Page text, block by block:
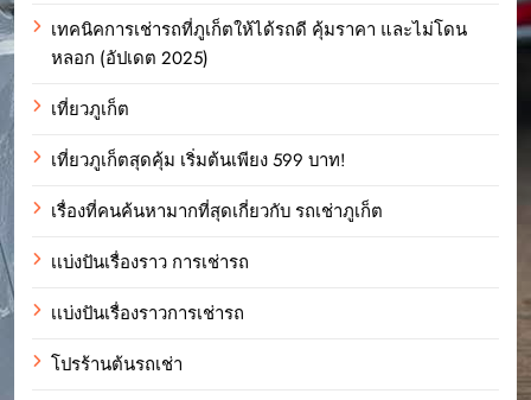
เทคนิคการเช่ารถที่ภูเก็ตให้ได้รถดี คุ้มราคา และไม่โดน
หลอก (อัปเดต 2025)
เที่ยวภูเก็ต
เที่ยวภูเก็ตสุดคุ้ม เริ่มต้นเพียง 599 บาท!
เรื่องที่คนค้นหามากที่สุดเกี่ยวกับ รถเช่าภูเก็ต
เเบ่งปันเรื่องราว การเช่ารถ
เเบ่งปันเรื่องราวการเช่ารถ
โปรร้านต้นรถเช่า